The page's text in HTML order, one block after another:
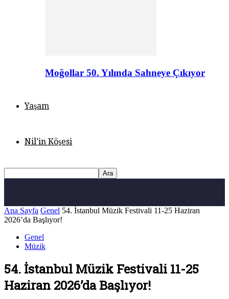
Moğollar 50. Yılında Sahneye Çıkıyor
Yaşam
Nil’in Köşesi
Ana Sayfa Genel 54. İstanbul Müzik Festivali 11-25 Haziran
2026’da Başlıyor!
Genel
Müzik
54. İstanbul Müzik Festivali 11-25
Haziran 2026’da Başlıyor!